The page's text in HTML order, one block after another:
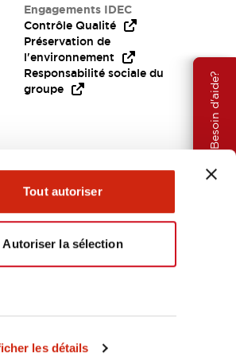
les détails
Tout autoriser
Autoriser la sélection
Besoin d'aide?
Engagements IDEC
Contrôle Qualité
Préservation de
l'environnement
Responsabilité sociale du
groupe
EMEA